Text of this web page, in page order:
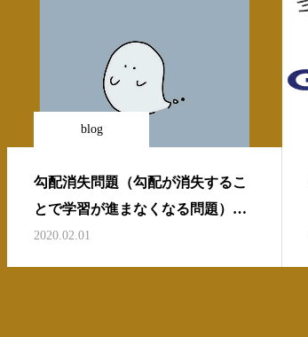
blog
勾配消失問題（勾配が消失するこ
とで学習が進まなくなる問題）原
因は活性化関数
2020.02.01